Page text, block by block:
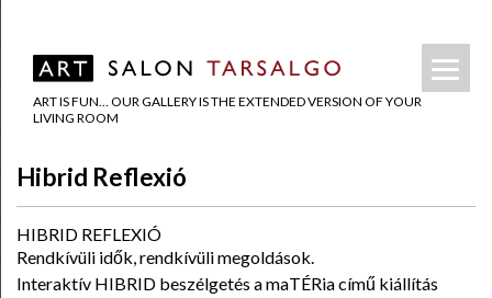
ART IS FUN… OUR GALLERY IS THE EXTENDED VERSION OF YOUR
LIVING ROOM
Hibrid Reflexió
HIBRID REFLEXIÓ
Rendkívüli idők, rendkívüli megoldások.
Interaktív HIBRID beszélgetés a maTÉRia című kiállítás